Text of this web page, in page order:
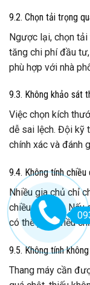
9.2. Chọn tải trọng
Ngược lại, chọn
tăng chi phí đầu
phù hợp với nhà
9.3. Không khảo sát
Việc chọn kích
dễ sai lệch. Đội kỹ
chính xác và đánh
9.4. Không tính
Nhiều gia chủ chỉ
chiều cao OH. Nếu
có thể phải điều
9.5. Không tính
Thang máy cần